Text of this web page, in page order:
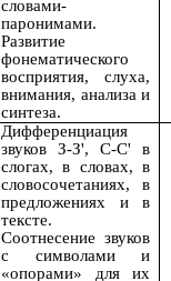
словами-
паронимами.
Развитие
фонематического
восприятия, слуха,
внимания, анализа и
синтеза.
Дифференциация
звуков З-З', С-С' в
слогах, в словах, в
словосочетаниях, в
предложениях и в
тексте.
Соотнесение звуков
с символами и
«опорами» для их